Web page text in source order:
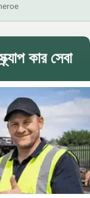
কার সেবা